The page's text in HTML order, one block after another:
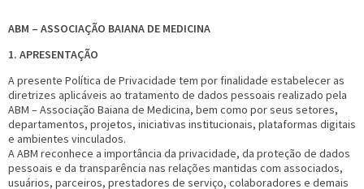
ABM – ASSOCIAÇÃO BAIANA DE MEDICINA
1. APRESENTAÇÃO
A presente Política de Privacidade tem por finalidade estabelecer as
diretrizes aplicáveis ao tratamento de dados pessoais realizado pela
ABM – Associação Baiana de Medicina, bem como por seus setores,
departamentos, projetos, iniciativas institucionais, plataformas digitais
e ambientes vinculados.
A ABM reconhece a importância da privacidade, da proteção de dados
pessoais e da transparência nas relações mantidas com associados,
usuários, parceiros, prestadores de serviço, colaboradores e demais